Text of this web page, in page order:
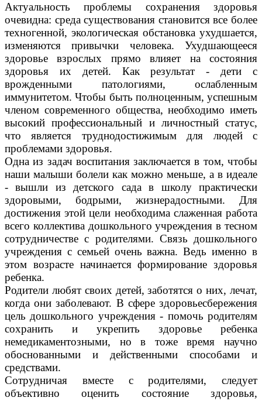
Актуальность проблемы сохранения здоровья
очевидна: среда существования становится все более
техногенной, экологическая обстановка ухудшается,
изменяются привычки человека. Ухудшающееся
здоровье взрослых прямо влияет на состояния
здоровья их детей. Как результат - дети с
врожденными патологиями, ослабленным
иммунитетом. Чтобы быть полноценным, успешным
членом современного общества, необходимо иметь
высокий профессиональный и личностный статус,
что является труднодостижимым для людей с
проблемами здоровья.
Одна из задач воспитания заключается в том, чтобы
наши малыши болели как можно меньше, а в идеале
- вышли из детского сада в школу практически
здоровыми, бодрыми, жизнерадостными. Для
достижения этой цели необходима слаженная работа
всего коллектива дошкольного учреждения в тесном
сотрудничестве с родителями. Связь дошкольного
учреждения с семьей очень важна. Ведь именно в
этом возрасте начинается формирование здоровья
ребенка.
Родители любят своих детей, заботятся о них, лечат,
когда они заболевают. В сфере здоровьесбережения
цель дошкольного учреждения - помочь родителям
сохранить и укрепить здоровье ребенка
немедикаментозными, но в тоже время научно
обоснованными и действенными способами и
средствами.
Сотрудничая вместе с родителями, следует
объективно оценить состояние здоровья,